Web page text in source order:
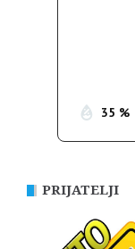
35 %
PRIJATELJI